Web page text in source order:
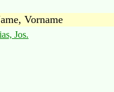
Vorname
Jos.